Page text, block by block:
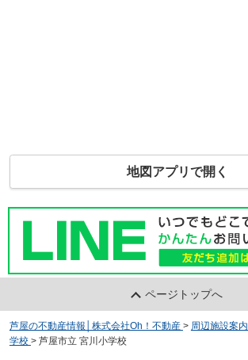
地図アプリで開く
ページトップへ
芦屋の不動産情報│株式会社Oh！不動産 > 周辺施設案内
学校 > 芦屋市立 宮川小学校